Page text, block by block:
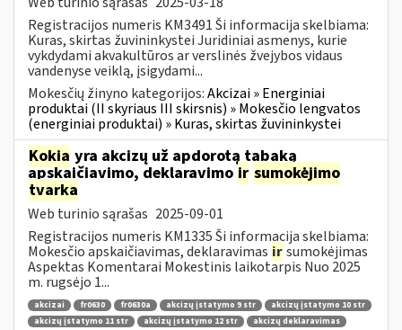
Registracijos numeris KM3491 Ši informacija skelbiama:
Kuras, skirtas žuvininkystei Juridiniai asmenys, kurie
vykdydami akvakultūros ar verslinės žvejybos vidaus
vandenyse veiklą, įsigydami...
Mokesčių žinyno kategorijos:Akcizai » Energiniai
produktai (II skyriaus III skirsnis) » Mokesčio lengvatos
(energiniai produktai) » Kuras, skirtas žuvininkystei
Kokia yra akcizų už apdorotą tabaką
apskaičiavimo, deklaravimo ir sumokėjimo
tvarka
Web turinio sąrašas 2025-09-01
Registracijos numeris KM1335 Ši informacija skelbiama:
Mokesčio apskaičiavimas, deklaravimas irsumokėjimas
Aspektas Komentarai Mokestinis laikotarpis Nuo 2025
m. rugsėjo 1...
akcizai fr0630 fr0630a akcizų įstatymo 9 str
akcizų įstatymo 10 str
akcizų įstatymo 11 str
akcizų įstatymo 12 str
akcizų deklaravimas